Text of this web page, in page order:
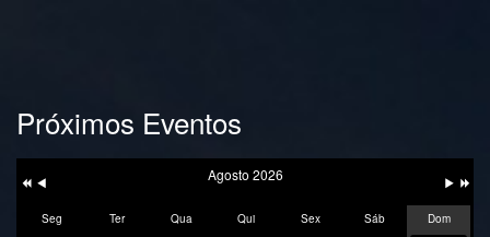
Próximos Eventos
Ano
Anterior
Mês
Anterior Ano
Mês
Agosto 2026
Seg Ter Qua Qui Sex Sáb
Dom